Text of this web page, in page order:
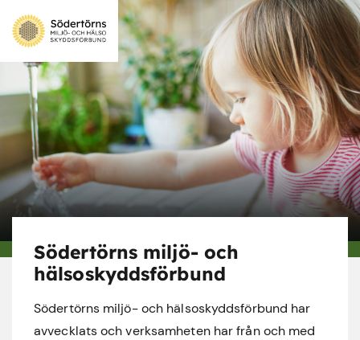
Södertörns miljö- och
hälsoskyddsförbund
Södertörns miljö- och hälsoskyddsförbund har
avvecklats och verksamheten har från och med